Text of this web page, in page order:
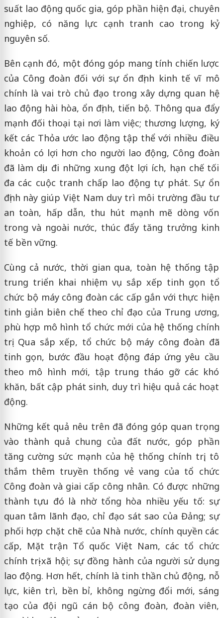
suất lao động quốc gia, góp phần hiện đại, chuyên
nghiệp, có năng lực cạnh tranh cao trong kỷ
nguyên số.
Bên cạnh đó, một đóng góp mang tính chiến lược
của Công đoàn đối với sự ổn định kinh tế vĩ mô
chính là vai trò chủ đạo trong xây dựng quan hệ
lao động hài hòa, ổn định, tiến bộ. Thông qua đẩy
mạnh đối thoại tại nơi làm việc; thương lượng, ký
kết các Thỏa ước lao động tập thể với nhiều điều
khoản có lợi hơn cho người lao động, Công đoàn
đã làm dịu đi những xung đột lợi ích, hạn chế tối
đa các cuộc tranh chấp lao động tự phát. Sự ổn
định này giúp Việt Nam duy trì môi trường đầu tư
an toàn, hấp dẫn, thu hút mạnh mẽ dòng vốn
trong và ngoài nước, thúc đẩy tăng trưởng kinh
tế bền vững.
Cùng cả nước, thời gian qua, toàn hệ thống tập
trung triển khai nhiệm vụ sắp xếp tinh gọn tổ
chức bộ máy công đoàn các cấp gắn với thực hiện
tinh giản biên chế theo chỉ đạo của Trung ương,
phù hợp mô hình tổ chức mới của hệ thống chính
trị. Qua sắp xếp, tổ chức bộ máy công đoàn đã
tinh gọn, bước đầu hoạt động đáp ứng yêu cầu
theo mô hình mới, tập trung tháo gỡ các khó
khăn, bất cập phát sinh, duy trì hiệu quả các hoạt
động.
Những kết quả nêu trên đã đóng góp quan trọng
vào thành quả chung của đất nước, góp phần
tăng cường sức mạnh của hệ thống chính trị, tô
thắm thêm truyền thống vẻ vang của tổ chức
Công đoàn và giai cấp công nhân. Có được những
thành tựu đó là nhờ tổng hòa nhiều yếu tố: sự
quan tâm lãnh đạo, chỉ đạo sát sao của Đảng; sự
phối hợp chặt chẽ của Nhà nước, chính quyền các
cấp, Mặt trận Tổ quốc Việt Nam, các tổ chức
chính trị-xã hội; sự đồng hành của người sử dụng
lao động. Hơn hết, chính là tinh thần chủ động, nỗ
lực, kiên trì, bền bỉ, không ngừng đổi mới, sáng
tạo của đội ngũ cán bộ công đoàn, đoàn viên,